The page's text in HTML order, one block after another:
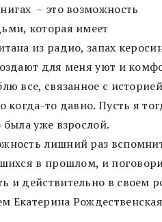
– это возможность
которая имеет
из радио, запах
для меня уют и
все, связанное с
когда-то давно. Пусть я
уже взрослой.
лишний раз
в прошлом, и
и действительно в своем
Екатерина